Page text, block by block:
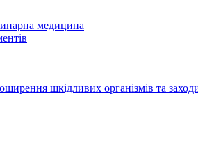
медицина
шкідливих організмів та